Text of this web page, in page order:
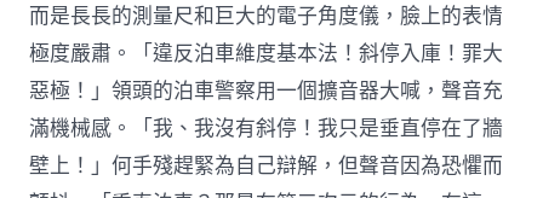
而是長長的測量尺和巨大的電子角度儀，臉上的表情
極度嚴肅。「違反泊車維度基本法！斜停入庫！罪大
惡極！」領頭的泊車警察用一個擴音器大喊，聲音充
滿機械感。「我、我沒有斜停！我只是垂直停在了牆
壁上！」何手殘趕緊為自己辯解，但聲音因為恐懼而